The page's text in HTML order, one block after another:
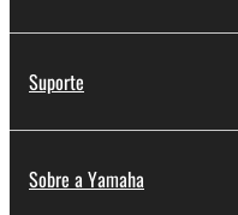
Suporte
Sobre a Yamaha